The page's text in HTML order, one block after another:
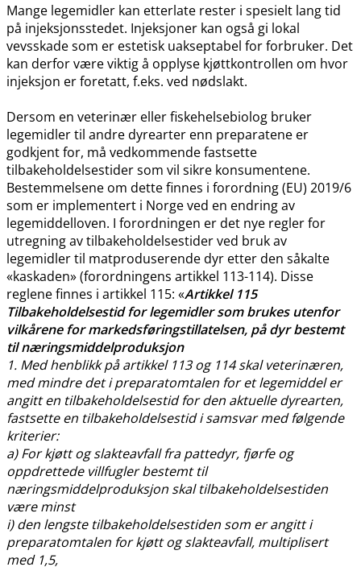
Mange legemidler kan etterlate rester i spesielt lang tid
på injeksjonsstedet. Injeksjoner kan også gi lokal
vevsskade som er estetisk uakseptabel for forbruker. Det
kan derfor være viktig å opplyse kjøttkontrollen om hvor
injeksjon er foretatt, f.eks. ved nødslakt.
Dersom en veterinær eller fiskehelsebiolog bruker
legemidler til andre dyrearter enn preparatene er
godkjent for, må vedkommende fastsette
tilbakeholdelsestider som vil sikre konsumentene.
Bestemmelsene om dette finnes i forordning (EU) 2019/6
som er implementert i Norge ved en endring av
legemiddelloven. I forordningen er det nye regler for
utregning av tilbakeholdelsestider ved bruk av
legemidler til matproduserende dyr etter den såkalte
«kaskaden» (forordningens artikkel 113-114). Disse
reglene finnes i artikkel 115: «Artikkel 115
Tilbakeholdelsestid for legemidler som brukes utenfor
vilkårene for markedsføringstillatelsen, på dyr bestemt
til næringsmiddelproduksjon
1. Med henblikk på artikkel 113 og 114 skal veterinæren,
med mindre det i preparatomtalen for et legemiddel er
angitt en tilbakeholdelsestid for den aktuelle dyrearten,
fastsette en tilbakeholdelsestid i samsvar med følgende
kriterier:
a) For kjøtt og slakteavfall fra pattedyr, fjørfe og
oppdrettede villfugler bestemt til
næringsmiddelproduksjon skal tilbakeholdelsestiden
være minst
i) den lengste tilbakeholdelsestiden som er angitt i
preparatomtalen for kjøtt og slakteavfall, multiplisert
med 1,5,